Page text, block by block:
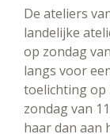
De ateliers
landelijke
op zondag
langs voor
toelichting op
zondag van
haar dan aan